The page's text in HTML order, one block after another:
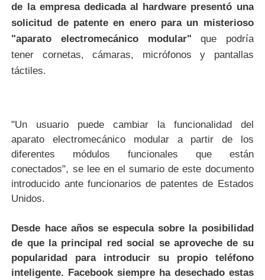
de la empresa dedicada al hardware presentó una
solicitud de patente en enero para un misterioso
"aparato electromecánico modular"que podría
tener cornetas, cámaras, micrófonos y pantallas
táctiles.
"Un usuario puede cambiar la funcionalidad del
aparato electromecánico modular a partir de los
diferentes módulos funcionales que están
conectados", se lee en el sumario de este documento
introducido ante funcionarios de patentes de Estados
Unidos.
Desde hace años se especula sobre la posibilidad
de que la principal red social se aproveche de su
popularidad para introducir su propio teléfono
inteligente. Facebook siempre ha desechado estas